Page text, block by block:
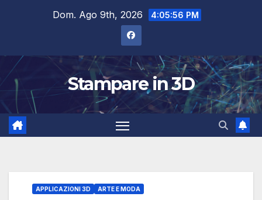
Dom. Ago 9th, 2026 4:05:56 PM
Stampare in 3D
APPLICAZIONI 3D ARTE E MODA